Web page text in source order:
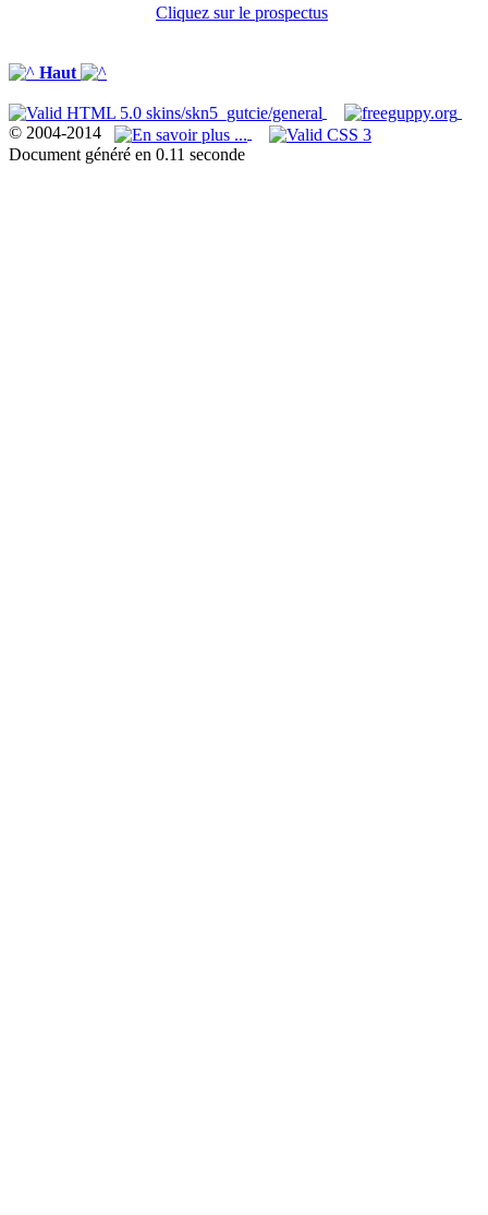
Cliquez sur le prospectus
Haut
© 2004-2014
Document généré en 0.11 seconde